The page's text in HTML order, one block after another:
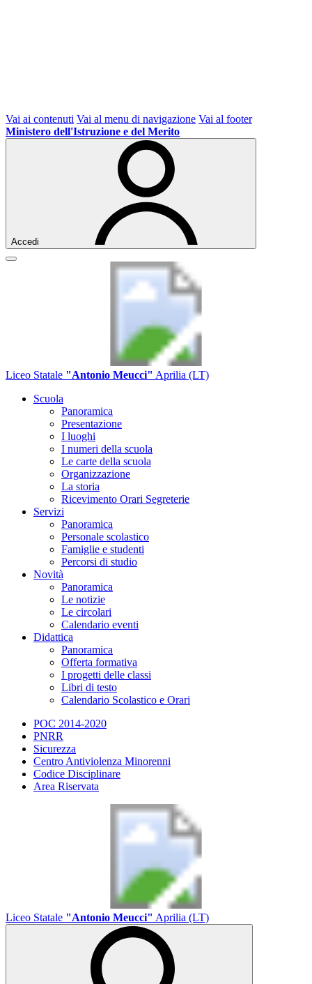
Vai ai contenuti Vai al menu di navigazione Vai al footer
Ministero dell'Istruzione e del Merito
Accedi
Liceo Statale "Antonio Meucci" Aprilia (LT)
Scuola
Panoramica
Presentazione
I luoghi
I numeri della scuola
Le carte della scuola
Organizzazione
La storia
Ricevimento Orari Segreterie
Servizi
Panoramica
Personale scolastico
Famiglie e studenti
Percorsi di studio
Novità
Panoramica
Le notizie
Le circolari
Calendario eventi
Didattica
Panoramica
Offerta formativa
I progetti delle classi
Libri di testo
Calendario Scolastico e Orari
POC 2014-2020
PNRR
Sicurezza
Centro Antiviolenza Minorenni
Codice Disciplinare
Area Riservata
Liceo Statale "Antonio Meucci" Aprilia (LT)